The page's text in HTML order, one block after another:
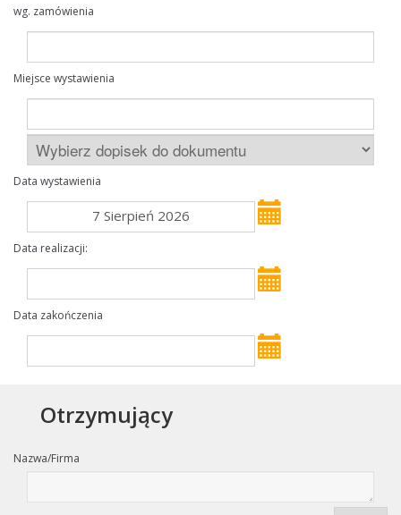
wg. zamówienia
Miejsce wystawienia
Data wystawienia
7 Sierpień 2026
Data realizacji:
Data zakończenia
Otrzymujący
Nazwa/Firma